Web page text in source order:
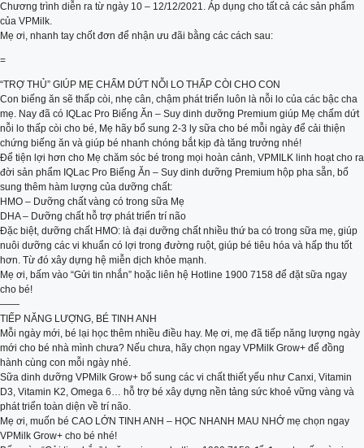
Chương trình diễn ra từ ngày 10 – 12/12/2021. Áp dụng cho tất cả các sản phẩm
của VPMilk.
Mẹ ơi, nhanh tay chốt đơn để nhận ưu đãi bằng các cách sau:
=
“TRỢ THỦ” GIÚP MẸ CHẤM DỨT NỖI LO THẤP CÒI CHO CON
Con biếng ăn sẽ thấp còi, nhẹ cân, chậm phát triển luôn là nỗi lo của các bậc cha
mẹ. Nay đã có IQLac Pro Biếng Ăn – Suy dinh dưỡng Premium giúp Mẹ chấm dứt
nỗi lo thấp còi cho bé, Mẹ hãy bổ sung 2-3 ly sữa cho bé mỗi ngày để cải thiện
chứng biếng ăn và giúp bé nhanh chóng bắt kịp đà tăng trưởng nhé!
Để tiện lợi hơn cho Mẹ chăm sóc bé trong mọi hoàn cảnh, VPMILK linh hoạt cho ra
đời sản phẩm IQLac Pro Biếng Ăn – Suy dinh dưỡng Premium hộp pha sẵn, bổ
sung thêm hàm lượng của dưỡng chất:
HMO – Dưỡng chất vàng có trong sữa Mẹ
DHA – Dưỡng chất hỗ trợ phát triển trí não
Đặc biệt, dưỡng chất HMO: là đại dưỡng chất nhiều thứ ba có trong sữa mẹ, giúp
nuôi dưỡng các vi khuẩn có lợi trong đường ruột, giúp bé tiêu hóa và hấp thu tốt
hơn. Từ đó xây dựng hệ miễn dịch khỏe mạnh.
Mẹ ơi, bấm vào “Gửi tin nhắn” hoặc liên hệ Hotline 1900 7158 để đặt sữa ngay
cho bé!
——
TIẾP NĂNG LƯỢNG, BÉ TINH ANH
Mỗi ngày mới, bé lại học thêm nhiều điều hay. Mẹ ơi, mẹ đã tiếp năng lượng ngày
mới cho bé nhà mình chưa? Nếu chưa, hãy chọn ngay VPMilk Grow+ để đồng
hành cùng con mỗi ngày nhé.
Sữa dinh dưỡng VPMilk Grow+ bổ sung các vi chất thiết yếu như Canxi, Vitamin
D3, Vitamin K2, Omega 6… hỗ trợ bé xây dựng nền tảng sức khoẻ vững vàng và
phát triển toàn diện về trí não.
Mẹ ơi, muốn bé CAO LỚN TINH ANH – HỌC NHANH MAU NHỚ mẹ chọn ngay
VPMilk Grow+ cho bé nhé!